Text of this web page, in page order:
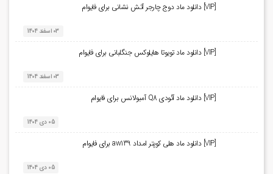
[VIP] دانلود ماد دوج چارجر آتش نشانی برای فایوام
03 اسفند 1404
[VIP] دانلود ماد تویوتا هایلوکس جنگلبانی برای فایوام
03 اسفند 1404
[VIP] دانلود ماد آئودی Q8 آمبولانس برای فایوام
05 دی 1404
[VIP] دانلود ماد هلی کوپتر امداد aw139 برای فایوام
05 دی 1404